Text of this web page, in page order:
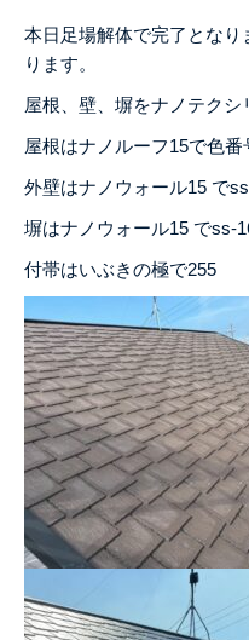
本日足場解体で完了とな
ります。
屋根、壁、塀をナノテクシ
屋根はナノルーフ15で色
外壁はナノウォール15 で
塀はナノウォール15 でss-
付帯はいぶきの極で255